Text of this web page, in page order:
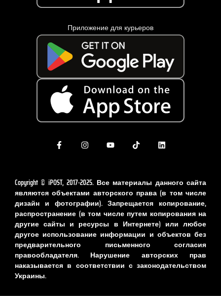
Приложение для курьеров
Copyright © iPOST, 2017-2025. Все материалы данного сайта
являются объектами авторского права (в том числе
дизайн и фотографии). Запрещается копирование,
распространение (в том числе путем копирования на
другие сайты и ресурсы в Интернете) или любое
другое использование информации и объектов без
предварительного письменного согласия
правообладателя. Нарушение авторских прав
наказывается в соответствии с законодательством
Украины.